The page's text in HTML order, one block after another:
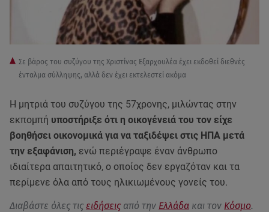
Σε βάρος του συζύγου της Χριστίνας Εξαρχουλέα έχει εκδοθεί διεθνές
ένταλμα σύλληψης, αλλά δεν έχει εκτελεστεί ακόμα
Η μητριά του συζύγου της 57χρονης, μιλώντας στην
εκπομπή υποστήριξε ότι η οικογένειά του τον είχε
βοηθήσει οικονομικά για να ταξιδέψει στις ΗΠΑ μετά
την εξαφάνιση, ενώ περιέγραψε έναν άνθρωπο
ιδιαίτερα απαιτητικό, ο οποίος δεν εργαζόταν και τα
περίμενε όλα από τους ηλικιωμένους γονείς του.
Διαβάστε όλες τις ειδήσεις από την Ελλάδα και τον Κόσμο.